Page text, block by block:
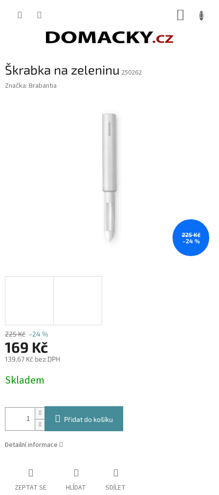
Škrabka na zeleninu 250262
Značka: Brabantia
225 Kč
–24 %
225 Kč –24 %
169 Kč
139,67 Kč bez DPH
cena:
Skladem
Přidat do košíku
Detailní informace
ZEPTAT SE HLÍDAT SDÍLET